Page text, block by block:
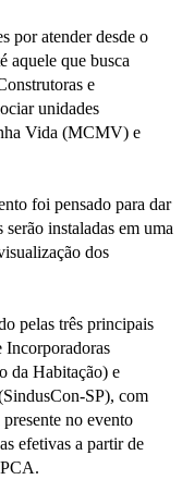
por atender desde o
aquele que busca
e
unidades
Vida (MCMV) e
foi pensado para dar
instaladas em uma
dos
pelas três principais
Incorporadoras
da Habitação) e
SP), com
no evento
efetivas a partir de